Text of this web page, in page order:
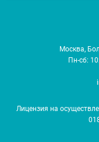
Москва,
Пн-сб:
Лицензия на